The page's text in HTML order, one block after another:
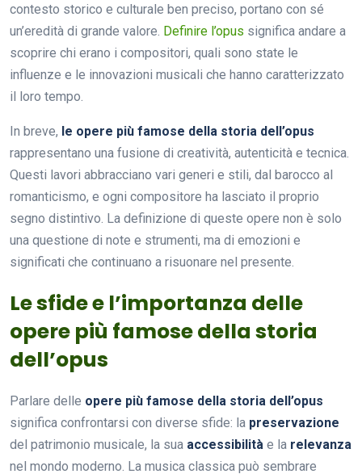
contesto storico e culturale ben preciso, portano con sé
un’eredità di grande valore. Definire l’opus significa andare a
scoprire chi erano i compositori, quali sono state le
influenze e le innovazioni musicali che hanno caratterizzato
il loro tempo.
In breve, le opere più famose della storia dell’opus
rappresentano una fusione di creatività, autenticità e tecnica.
Questi lavori abbracciano vari generi e stili, dal barocco al
romanticismo, e ogni compositore ha lasciato il proprio
segno distintivo. La definizione di queste opere non è solo
una questione di note e strumenti, ma di emozioni e
significati che continuano a risuonare nel presente.
Le sfide e l’importanza delle
opere più famose della storia
dell’opus
Parlare delle opere più famose della storia dell’opus
significa confrontarsi con diverse sfide: la preservazione
del patrimonio musicale, la sua accessibilità e la relevanza
nel mondo moderno. La musica classica può sembrare